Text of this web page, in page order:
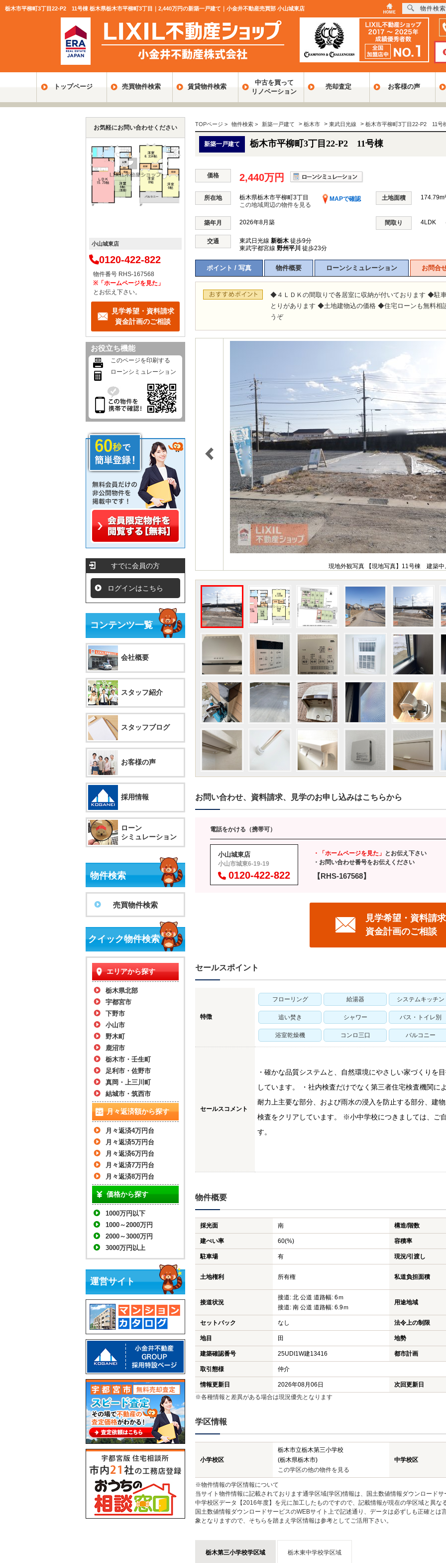
栃木市平柳町3丁目22-P2 11号棟 栃木県栃木市平柳町3丁目｜2,440万円の新築一戸建て｜小金井不動産売買部 小山城東店
トップページ 売買物件検索 賃貸物件検索
中古を買って
リノベーション
売却査定 お客様の声
TOPページ > 物件検索 > 新築一戸建て > 栃木市 > 東武日光線 > 栃木市平柳町3丁目22-P2 11号
新築一戸建て 栃木市平柳町3丁目22-P2 11号棟
価格 2,440万円
所在地 栃木県栃木市平柳町3丁目
MAPで確認
この地域周辺の物件を見る
土地面積
築年月 2026年8月築 間取り 4LDK （
交通 東武日光線 新栃木 徒歩9分
東武宇都宮線 野州平川 徒歩23分
ポイント / 写真 物件概要 ローンシミュレーション お問合
◆４ＬＤＫの間取りで各居室に収納が付いております ◆駐
とりがあります ◆土地建物込の価格 ◆住宅ローンも無料
うぞ
現地外観写真 【現地写真】11号棟 建築中
お問い合わせ、資料請求、見学のお申し込みはこちらから
電話をかける（携帯可）
小山城東店
小山市城東6-19-19
0120-422-822
・「ホームページを見た」 とお伝え下さい
・お問い合わせ番号をお伝えください
【RHS-167568】
見学希望・資料請求
資金計画のご相談
セールスポイント
特徴
フローリング 給湯器 システムキッチン
追い焚き シャワー バス・トイレ別
浴室乾燥機 コンロ三口 バルコニー
セールスコメント
・確かな品質システムと、自然環境にやさしい家づくりを
しています。 ・社内検査だけでなく第三者住宅検査機関に
耐力上主要な部分、および雨水の浸入を防止する部分、建
検査をクリアしています。 ※小中学校につきましては、ご
す。
物件概要
採光面 南 構造/階数
建ぺい率 60(%) 容積率
駐車場 有 現況/引渡し
土地権利 所有権 私道負担面積
接道状況
接道: 北 公道 道路幅: 6ｍ
接道: 南 公道 道路幅: 6.9ｍ
用途地域
セットバック なし 法令上の制限
地目 田 地勢
建築確認番号 25UDI1W建13416 都市計画
取引態様 仲介
情報更新日 2026年08月06日
次回更新日
※各種情報と差異がある場合は現況優先となります
学区情報
小学校区
栃木市立栃木第三小学校
(栃木県栃木市)
この学区の他の物件を見る
中学校区
※物件情報の学区情報について
当サイト物件情報に記載されております通学区域(学区)情報は、国土数値情報ダウンロード
中学校区データ【2016年度】を元に加工したものですので、記載情報が現在の学区域と異な
国土数値情報ダウンロードサービスのWEBサイト上で記述通り、データは必ずしも正確と
象となりますので、そちらを踏まえ学区情報は参考としてご活用下さい。
栃木第三小学校学区域 栃木東中学校学区域
お気軽にお問い合わせください
小山城東店
0120-422-822
物件番号 RHS-167568
※「ホームページを見た」
とお伝え下さい。
見学希望・資料請求
資金計画のご相談
お役立ち機能
このページを印刷する
ローンシミュレーション
すでに会員の方
ログインはこちら
コンテンツ一覧
会社概要
スタッフ紹介
スタッフブログ
お客様の声
採用情報
ローン
シミュレーション
物件検索
売買物件検索
クイック物件検索
エリアから探す
栃木県北部
宇都宮市
下野市
小山市
野木町
鹿沼市
栃木市・壬生町
足利市・佐野市
真岡・上三川町
結城市・筑西市
月々返済額から探す
月々返済4万円台
月々返済5万円台
月々返済6万円台
月々返済7万円台
月々返済8万円台
価格から探す
1000万円以下
1000～2000万円
2000～3000万円
3000万円以上
運営サイト
物件検索